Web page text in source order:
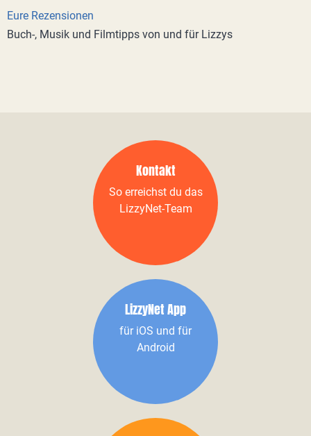
Eure Rezensionen
Buch-, Musik und Filmtipps von und für Lizzys
Kontakt
So erreichst du das
LizzyNet-Team
LizzyNet App
für iOS und für
Android